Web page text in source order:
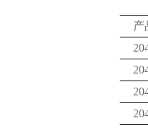
产